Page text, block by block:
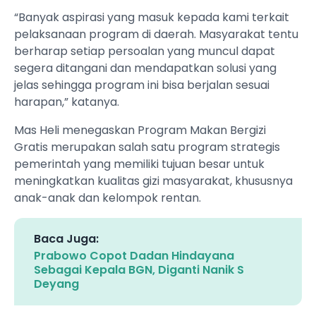
“Banyak aspirasi yang masuk kepada kami terkait
pelaksanaan program di daerah. Masyarakat tentu
berharap setiap persoalan yang muncul dapat
segera ditangani dan mendapatkan solusi yang
jelas sehingga program ini bisa berjalan sesuai
harapan,” katanya.
Mas Heli menegaskan Program Makan Bergizi
Gratis merupakan salah satu program strategis
pemerintah yang memiliki tujuan besar untuk
meningkatkan kualitas gizi masyarakat, khususnya
anak-anak dan kelompok rentan.
Baca Juga:
Prabowo Copot Dadan Hindayana
Sebagai Kepala BGN, Diganti Nanik S
Deyang